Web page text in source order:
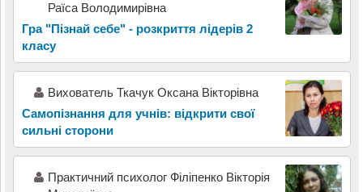
Раїса Володимирівна
Гра "Пізнай себе" - розкриття лідерів 2
класу
Вихователь Ткачук Оксана Вікторівна
Самопізнання для учнів: відкрити свої
сильні сторони
Практичний психолог Філіпенко Вікторія